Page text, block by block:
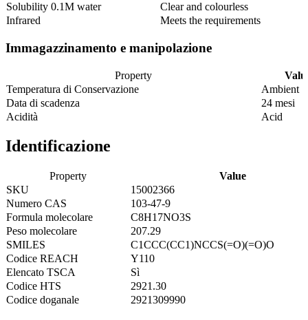
Solubility 0.1M water
Clear and colourless
Infrared
Meets the requirements
Immagazzinamento e manipolazione
Property
Temperatura di Conservazione
Ambient
Data di scadenza
24 mesi
Acidità
Acid
Identificazione
Property
Value
SKU
15002366
Numero CAS
103-47-9
Formula molecolare
C8H17NO3S
Peso molecolare
207.29
SMILES
C1CCC(CC1)NCCS(=O)(=O)O
Codice REACH
Y110
Elencato TSCA
Sì
Codice HTS
2921.30
Codice doganale
2921309990